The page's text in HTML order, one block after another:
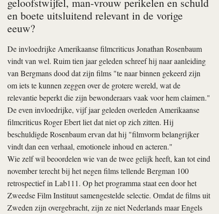
geloofstwijfel, man-vrouw perikelen en schuld
en boete uitsluitend relevant in de vorige
eeuw?
De invloedrijke Amerikaanse filmcriticus Jonathan Rosenbaum
vindt van wel. Ruim tien jaar geleden schreef hij naar aanleiding
van Bergmans dood dat zijn films "te naar binnen gekeerd zijn
om iets te kunnen zeggen over de grotere wereld, wat de
relevantie beperkt die zijn bewonderaars vaak voor hem claimen."
De even invloedrijke, vijf jaar geleden overleden Amerikaanse
filmcriticus Roger Ebert liet dat niet op zich zitten. Hij
beschuldigde Rosenbaum ervan dat hij "filmvorm belangrijker
vindt dan een verhaal, emotionele inhoud en acteren."
Wie zelf wil beoordelen wie van de twee gelijk heeft, kan tot eind
november terecht bij het negen films tellende Bergman 100
retrospectief in Lab111. Op het programma staat een door het
Zweedse Film Instituut samengestelde selectie. Omdat de films uit
Zweden zijn overgebracht, zijn ze niet Nederlands maar Engels